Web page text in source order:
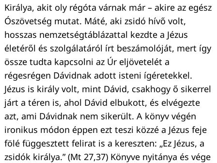
Királya, akit oly régóta várnak már – akire az egész
Ószövetség mutat. Máté, aki zsidó hívő volt,
hosszas nemzetségtáblázattal kezdte a Jézus
életéről és szolgálatáról írt beszámolóját, mert így
össze tudta kapcsolni az Úr eljövetelét a
régesrégen Dávidnak adott isteni ígéretekkel.
Jézus is király volt, mint Dávid, csakhogy ő sikerrel
járt a téren is, ahol Dávid elbukott, és elvégezte
azt, ami Dávidnak nem sikerült. A könyv végén
ironikus módon éppen ezt teszi közzé a Jézus feje
fölé függesztett felirat is a kereszten: „Ez Jézus, a
zsidók királya.” (Mt 27,37) Könyve nyitánya és vége